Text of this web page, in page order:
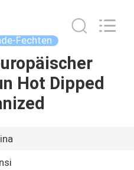
Fechten
Hot Dipped